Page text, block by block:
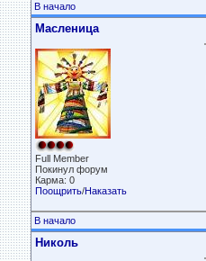
В начало
Масленица
Full Member
Покинул форум
Карма: 0
Поощрить/Наказать
В начало
Николь